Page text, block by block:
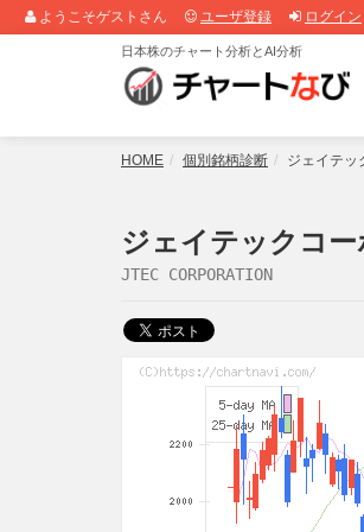
ようこそゲストさん ユーザ登録 ログイン
日本株のチャート分析とAI分析
HOME 個別銘柄診断 ジェイテッ
ジェイテックコ
JTEC CORPORATION